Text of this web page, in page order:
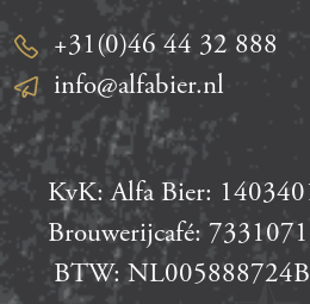
+31(0)46 44 32 888
info@alfabier.nl
KvK: Alfa Bier:
Brouwerijcafé:
BTW: